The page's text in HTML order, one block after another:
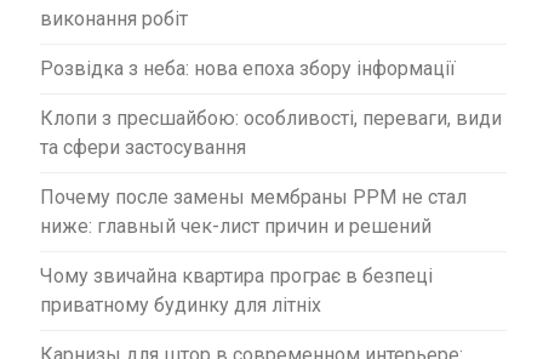
виконання робіт
Розвідка з неба: нова епоха збору інформації
Клопи з пресшайбою: особливості, переваги, види
та сфери застосування
Почему после замены мембраны PPM не стал
ниже: главный чек-лист причин и решений
Чому звичайна квартира програє в безпеці
приватному будинку для літніх
Карнизы для штор в современном интерьере: